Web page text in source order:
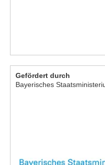
Gefördert durch
Bayerisches